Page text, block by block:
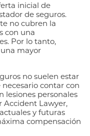
inicial de
de seguros.
no cubren la
con una
Por lo tanto,
mayor
no suelen estar
contar con
lesiones personales
Accident Lawyer,
y futuras
compensación